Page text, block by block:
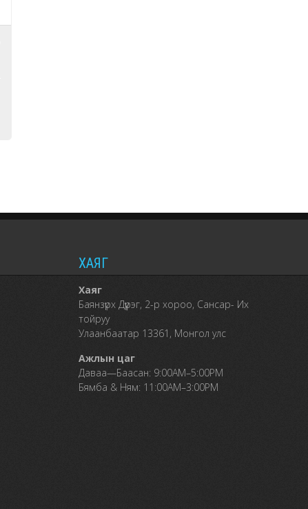
ХАЯГ
Хаяг
Баянзүрх Дүүрэг, 2-р хороо, Сансар- Их
тойруу
Улаанбаатар 13361, Монгол улс
Ажлын цаг
Даваа—Баасан: 9:00AM–5:00PM
Бямба & Ням: 11:00AM–3:00PM